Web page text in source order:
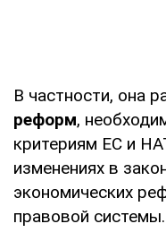
В частности, она
реформ,
критериям ЕС и
изменениях в
экономических
правовой системы.